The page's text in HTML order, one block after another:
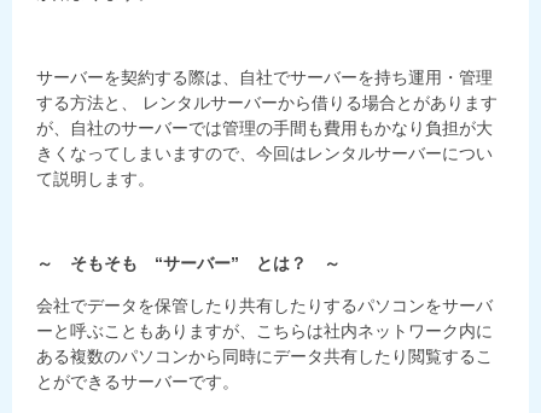
サーバーを契約する際は、自社でサーバーを持ち運用・管理
する方法と、 レンタルサーバーから借りる場合とがあります
が、自社のサーバーでは管理の手間も費用もかなり負担が大
きくなってしまいますので、今回はレンタルサーバーについ
て説明します。
～ そもそも “サーバー” とは？ ～
会社でデータを保管したり共有したりするパソコンをサーバ
ーと呼ぶこともありますが、こちらは社内ネットワーク内に
ある複数のパソコンから同時にデータ共有したり閲覧するこ
とができるサーバーです。